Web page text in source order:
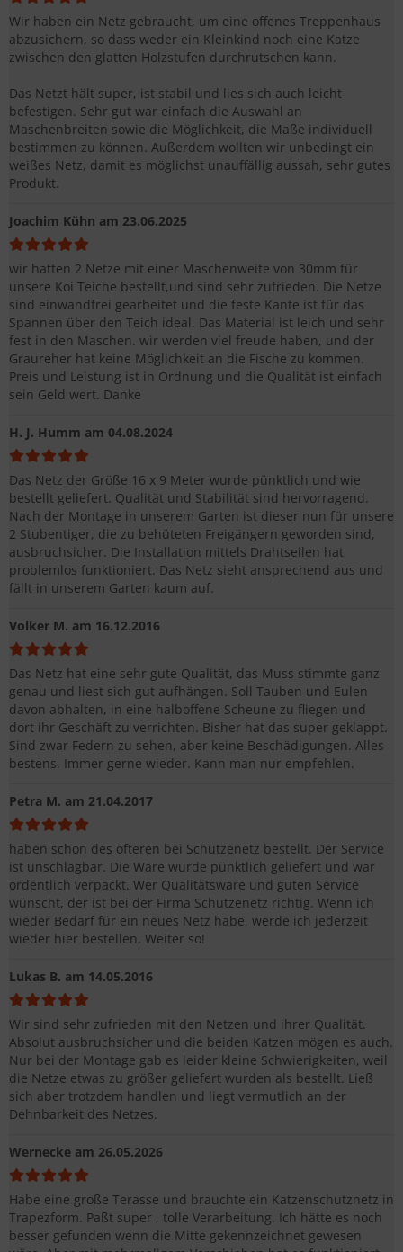
Wir haben ein Netz gebraucht, um eine offenes Treppenhaus
abzusichern, so dass weder ein Kleinkind noch eine Katze
zwischen den glatten Holzstufen durchrutschen kann.
Das Netzt hält super, ist stabil und lies sich auch leicht
befestigen. Sehr gut war einfach die Auswahl an
Maschenbreiten sowie die Möglichkeit, die Maße individuell
bestimmen zu können. Außerdem wollten wir unbedingt ein
weißes Netz, damit es möglichst unauffällig aussah, sehr gutes
Produkt.
Joachim Kühn am 23.06.2025
wir hatten 2 Netze mit einer Maschenweite von 30mm für
unsere Koi Teiche bestellt,und sind sehr zufrieden. Die Netze
sind einwandfrei gearbeitet und die feste Kante ist für das
Spannen über den Teich ideal. Das Material ist leich und sehr
fest in den Maschen. wir werden viel freude haben, und der
Graureher hat keine Möglichkeit an die Fische zu kommen.
Preis und Leistung ist in Ordnung und die Qualität ist einfach
sein Geld wert. Danke
H. J. Humm am 04.08.2024
Das Netz der Größe 16 x 9 Meter wurde pünktlich und wie
bestellt geliefert. Qualität und Stabilität sind hervorragend.
Nach der Montage in unserem Garten ist dieser nun für unsere
2 Stubentiger, die zu behüteten Freigängern geworden sind,
ausbruchsicher. Die Installation mittels Drahtseilen hat
problemlos funktioniert. Das Netz sieht ansprechend aus und
fällt in unserem Garten kaum auf.
Volker M. am 16.12.2016
Das Netz hat eine sehr gute Qualität, das Muss stimmte ganz
genau und liest sich gut aufhängen. Soll Tauben und Eulen
davon abhalten, in eine halboffene Scheune zu fliegen und
dort ihr Geschäft zu verrichten. Bisher hat das super geklappt.
Sind zwar Federn zu sehen, aber keine Beschädigungen. Alles
bestens. Immer gerne wieder. Kann man nur empfehlen.
Petra M. am 21.04.2017
haben schon des öfteren bei Schutzenetz bestellt. Der Service
ist unschlagbar. Die Ware wurde pünktlich geliefert und war
ordentlich verpackt. Wer Qualitätsware und guten Service
wünscht, der ist bei der Firma Schutzenetz richtig. Wenn ich
wieder Bedarf für ein neues Netz habe, werde ich jederzeit
wieder hier bestellen, Weiter so!
Lukas B. am 14.05.2016
Wir sind sehr zufrieden mit den Netzen und ihrer Qualität.
Absolut ausbruchsicher und die beiden Katzen mögen es auch.
Nur bei der Montage gab es leider kleine Schwierigkeiten, weil
die Netze etwas zu größer geliefert wurden als bestellt. Ließ
sich aber trotzdem handlen und liegt vermutlich an der
Dehnbarkeit des Netzes.
Wernecke am 26.05.2026
Habe eine große Terasse und brauchte ein Katzenschutznetz in
Trapezform. Paßt super , tolle Verarbeitung. Ich hätte es noch
besser gefunden wenn die Mitte gekennzeichnet gewesen